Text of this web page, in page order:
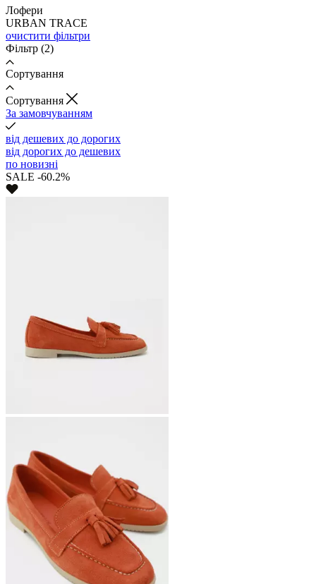
Лофери
URBAN TRACE
очистити фільтри
Фільтр (2)
Сортування
Cортування
За замовчуванням
від дешевих до дорогих
від дорогих до дешевих
по новизні
SALE -60.2%